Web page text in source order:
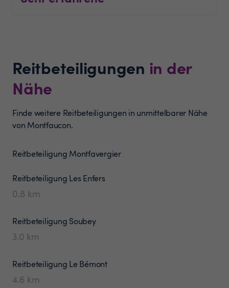
Reitbeteiligungen in der
Nähe
Finde weitere Reitbeteiligungen in unmittelbarer Nähe
von Montfaucon.
Reitbeteiligung Montfavergier
Reitbeteiligung Les Enfers
0.8 km
Reitbeteiligung Soubey
3.0 km
Reitbeteiligung Le Bémont
4.6 km